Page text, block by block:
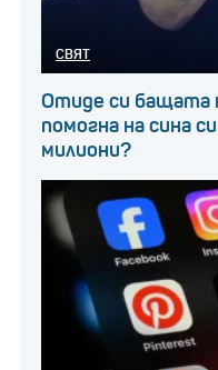
СВЯТ
Отиде си бащата
помогна на сина
милиони?